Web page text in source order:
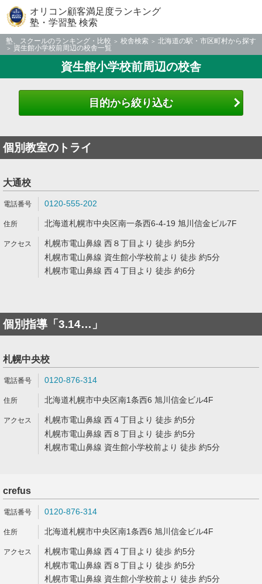
オリコン顧客満足度ランキング
塾・学習塾 検索
塾、スクールのランキング・比較 校舎検索
北海道の駅・市区町村から探す
資生館小学校前周辺の校舎一覧
資生館小学校前周辺の校舎
目的から絞り込む
個別教室のトライ
大通校
0120-555-202
北海道札幌市中央区南一条西6-4-19 旭川信金ビル7F
札幌市電山鼻線 西８丁目より 徒歩 約5分
札幌市電山鼻線 資生館小学校前より 徒歩 約5分
札幌市電山鼻線 西４丁目より 徒歩 約6分
個別指導「3.14…」
札幌中央校
0120-876-314
北海道札幌市中央区南1条西6 旭川信金ビル4F
札幌市電山鼻線 西４丁目より 徒歩 約5分
札幌市電山鼻線 西８丁目より 徒歩 約5分
札幌市電山鼻線 資生館小学校前より 徒歩 約5分
crefus
0120-876-314
北海道札幌市中央区南1条西6 旭川信金ビル4F
札幌市電山鼻線 西４丁目より 徒歩 約5分
札幌市電山鼻線 西８丁目より 徒歩 約5分
札幌市電山鼻線 資生館小学校前より 徒歩 約5分